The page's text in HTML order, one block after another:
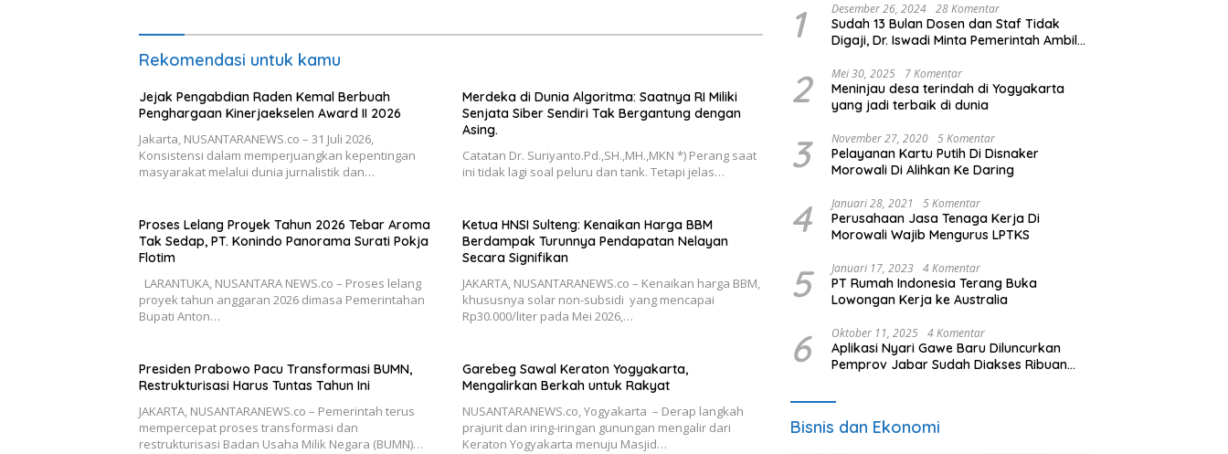
Rekomendasi untuk kamu
Jejak Pengabdian Raden Kemal Berbuah
Penghargaan Kinerjaekselen Award II 2026
Jakarta, NUSANTARANEWS.co – 31 Juli 2026,
Konsistensi dalam memperjuangkan kepentingan
masyarakat melalui dunia jurnalistik dan…
Merdeka di Dunia Algoritma: Saatnya RI Miliki
Senjata Siber Sendiri Tak Bergantung dengan
Asing.
Catatan Dr. Suriyanto.Pd.,SH.,MH.,MKN *) Perang saat
ini tidak lagi soal peluru dan tank. Tetapi jelas…
Proses Lelang Proyek Tahun 2026 Tebar Aroma
Tak Sedap, PT. Konindo Panorama Surati Pokja
Flotim
LARANTUKA, NUSANTARA NEWS.co – Proses lelang
proyek tahun anggaran 2026 dimasa Pemerintahan
Bupati Anton…
Ketua HNSI Sulteng: Kenaikan Harga BBM
Berdampak Turunnya Pendapatan Nelayan
Secara Signifikan
JAKARTA, NUSANTARANEWS.co – Kenaikan harga BBM,
khususnya solar non-subsidi yang mencapai
Rp30.000/liter pada Mei 2026,…
Presiden Prabowo Pacu Transformasi BUMN,
Restrukturisasi Harus Tuntas Tahun Ini
JAKARTA, NUSANTARANEWS.co – Pemerintah terus
mempercepat proses transformasi dan
restrukturisasi Badan Usaha Milik Negara (BUMN)…
Garebeg Sawal Keraton Yogyakarta,
Mengalirkan Berkah untuk Rakyat
NUSANTARANEWS.co, Yogyakarta – Derap langkah
prajurit dan iring-iringan gunungan mengalir dari
Keraton Yogyakarta menuju Masjid…
1 Desember 26, 2024 28 Komentar
Sudah 13 Bulan Dosen dan Staf Tidak
Digaji, Dr. Iswadi Minta Pemerintah Ambil
2 Mei 30, 2025 7 Komentar
Meninjau desa terindah di Yogyakarta
yang jadi terbaik di dunia
3 November 27, 2020 5 Komentar
Pelayanan Kartu Putih Di Disnaker
Morowali Di Alihkan Ke Daring
4 Januari 28, 2021 5 Komentar
Perusahaan Jasa Tenaga Kerja Di
Morowali Wajib Mengurus LPTKS
5 Januari 17, 2023 4 Komentar
PT Rumah Indonesia Terang Buka
Lowongan Kerja ke Australia
6 Oktober 11, 2025 4 Komentar
Aplikasi Nyari Gawe Baru Diluncurkan
Pemprov Jabar Sudah Diakses Ribuan
Bisnis dan Ekonomi